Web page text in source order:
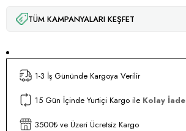
TÜM KAMPANYALARI KEŞFET
1-3 İş Gününde Kargoya Verilir
15 Gün İçinde Yurtiçi Kargo ile Kolay İade
3500₺ ve Üzeri Ücretsiz Kargo